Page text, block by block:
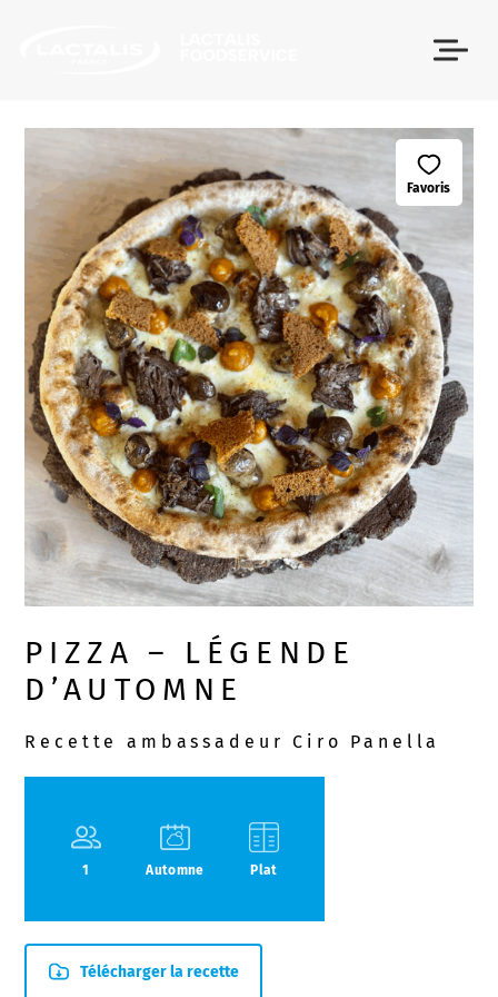
PIZZA – LÉGENDE
D’AUTOMNE
Recette ambassadeur Ciro Panella
1 Automne Plat
Télécharger la recette
Favoris